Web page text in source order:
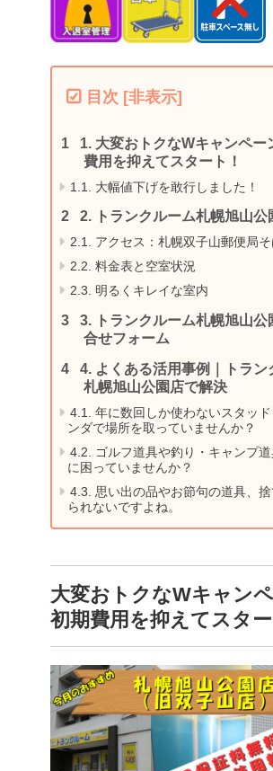
目次 [非表示]
1. 大変おトクなWキャンペー
費用を抑えてスタート！
1.1. 大幅値下げを敢行しました！
2. トランクルーム札幌旭山公
2.1. アクセス：札幌双子山郵便局
2.2. 料金表と空室状況
2.3. 明るくキレイな室内
3. トランクルーム札幌旭山公
合せフォーム
4. よくある活用事例｜トラン
札幌旭山公園店で解決
4.1.
年に数回しか使わないスタッ
ンダで場所を取っていませんか？
4.2.
ゴルフ道具や釣り・キャンプ
に困っていませんか？
4.3.
思い出の品やお節句の道具、
られないですよね。
大変おトクなWキャン
初期費用を抑えてスター